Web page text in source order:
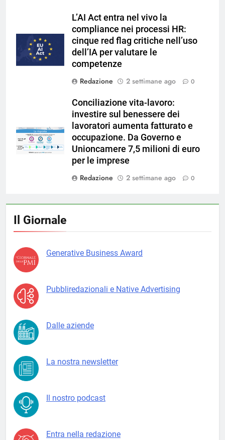
L’AI Act entra nel vivo la
compliance nei processi HR:
cinque red flag critiche nell’uso
dell’IA per valutare le
competenze
Redazione
2 settimane ago 0
Conciliazione vita-lavoro:
investire sul benessere dei
lavoratori aumenta fatturato e
occupazione. Da Governo e
Unioncamere 7,5 milioni di euro
per le imprese
Redazione
2 settimane ago 0
Il Giornale
Generative Business Award
Pubbliredazionali e Native Advertising
Dalle aziende
La nostra newsletter
Il nostro podcast
Entra nella redazione